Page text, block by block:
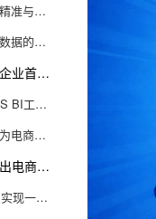
1.财务报表导出的精准与合规
2.库存报表与运营数据的全自动导出方案
四、选择高成长型企业首选的SAAS BI工具，提升报表导出体验
1.为什么要用SAAS BI工具？
2.九数云BI为何成为电商卖家首选？
五、结论：一键导出电商数据报表，选择智能工具助力高效运营
电商数据报表怎么实现一键导出？常见导出方式都有哪些？